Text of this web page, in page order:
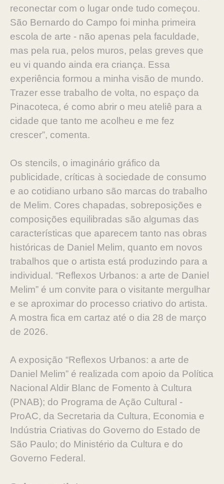
reconectar com o lugar onde tudo começou.
São Bernardo do Campo foi minha primeira
escola de arte - não apenas pela faculdade,
mas pela rua, pelos muros, pelas greves que
eu vi quando ainda era criança. Essa
experiência formou a minha visão de mundo.
Trazer esse trabalho de volta, no espaço da
Pinacoteca, é como abrir o meu ateliê para a
cidade que tanto me acolheu e me fez
crescer”, comenta.
Os stencils, o imaginário gráfico da
publicidade, críticas à sociedade de consumo
e ao cotidiano urbano são marcas do trabalho
de Melim. Cores chapadas, sobreposições e
composições equilibradas são algumas das
características que aparecem tanto nas obras
históricas de Daniel Melim, quanto em novos
trabalhos que o artista está produzindo para a
individual. “Reflexos Urbanos: a arte de Daniel
Melim” é um convite para o visitante mergulhar
e se aproximar do processo criativo do artista.
A mostra fica em cartaz até o dia 28 de março
de 2026.
A exposição “Reflexos Urbanos: a arte de
Daniel Melim” é realizada com apoio da Política
Nacional Aldir Blanc de Fomento à Cultura
(PNAB); do Programa de Ação Cultural -
ProAC, da Secretaria da Cultura, Economia e
Indústria Criativas do Governo do Estado de
São Paulo; do Ministério da Cultura e do
Governo Federal.